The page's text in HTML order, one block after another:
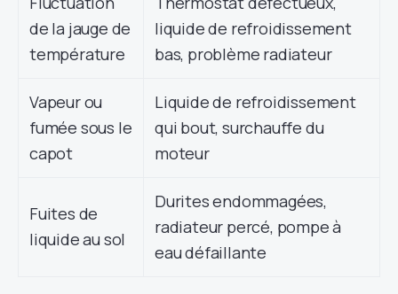
de la jauge de
température
liquide de refroidissement
bas, problème radiateur
Vapeur ou
fumée sous le
capot
Liquide de refroidissement
qui bout, surchauffe du
moteur
Fuites de
liquide au sol
Durites endommagées,
radiateur percé, pompe à
eau défaillante